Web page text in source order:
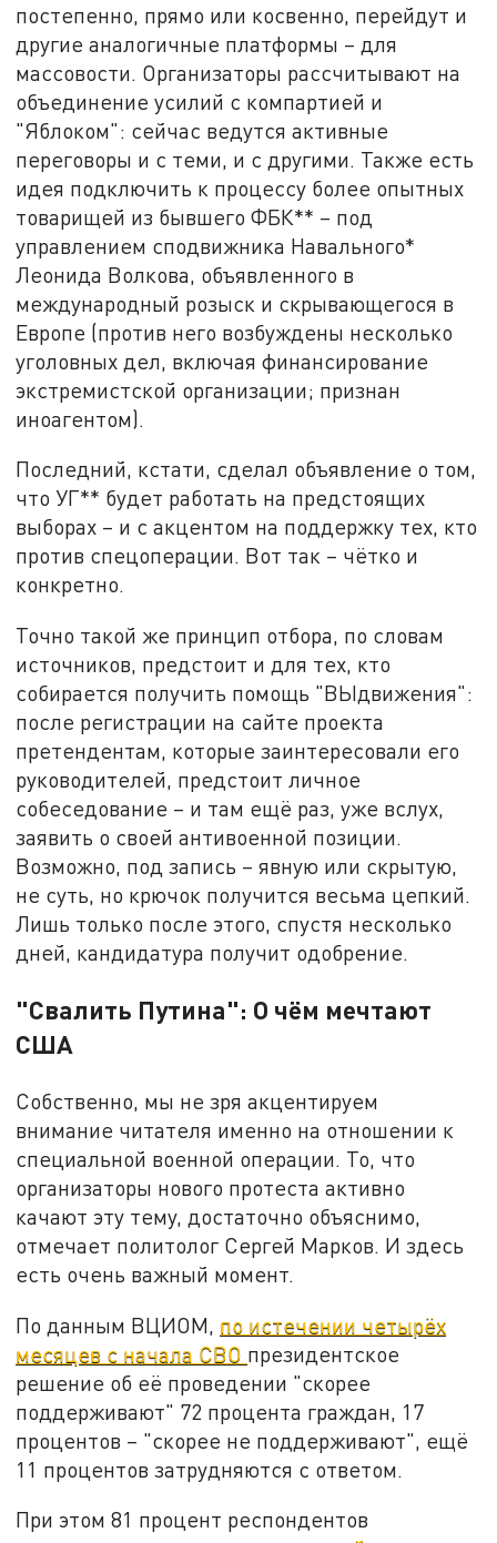
постепенно, прямо или косвенно, перейдут и
другие аналогичные платформы – для
массовости. Организаторы рассчитывают на
объединение усилий с компартией и
"Яблоком": сейчас ведутся активные
переговоры и с теми, и с другими. Также есть
идея подключить к процессу более опытных
товарищей из бывшего ФБК** – под
управлением сподвижника Навального*
Леонида Волкова, объявленного в
международный розыск и скрывающегося в
Европе (против него возбуждены несколько
уголовных дел, включая финансирование
экстремистской организации; признан
иноагентом).
Последний, кстати, сделал объявление о том,
что УГ** будет работать на предстоящих
выборах – и с акцентом на поддержку тех, кто
против спецоперации. Вот так – чётко и
конкретно.
Точно такой же принцип отбора, по словам
источников, предстоит и для тех, кто
собирается получить помощь "ВЫдвижения":
после регистрации на сайте проекта
претендентам, которые заинтересовали его
руководителей, предстоит личное
собеседование – и там ещё раз, уже вслух,
заявить о своей антивоенной позиции.
Возможно, под запись – явную или скрытую,
не суть, но крючок получится весьма цепкий.
Лишь только после этого, спустя несколько
дней, кандидатура получит одобрение.
"Свалить Путина": О чём мечтают
США
Собственно, мы не зря акцентируем
внимание читателя именно на отношении к
специальной военной операции. То, что
организаторы нового протеста активно
качают эту тему, достаточно объяснимо,
отмечает политолог Сергей Марков. И здесь
есть очень важный момент.
По данным ВЦИОМ, по истечении четырёх
месяцев с начала СВО президентское
решение об её проведении "скорее
поддерживают" 72 процента граждан, 17
процентов – "скорее не поддерживают", ещё
11 процентов затрудняются с ответом.
При этом 81 процент респондентов